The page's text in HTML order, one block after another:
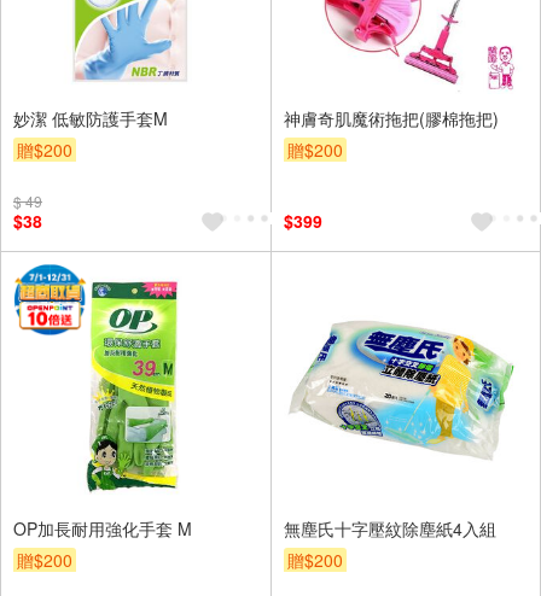
妙潔 低敏防護手套M
贈$200
$ 49
$38
神膚奇肌魔術拖把(膠棉拖把)
贈$200
$399
OP加長耐用強化手套 M
贈$200
無塵氏十字壓紋除塵紙4入組
贈$200